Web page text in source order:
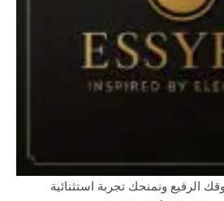
الرفيع ونمنحك تجربة استثنائية